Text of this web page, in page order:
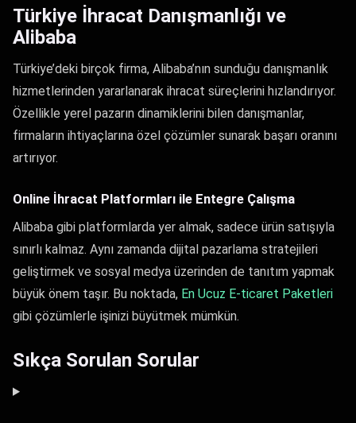
Türkiye İhracat Danışmanlığı ve
Alibaba
Türkiye’deki birçok firma, Alibaba’nın sunduğu danışmanlık
hizmetlerinden yararlanarak ihracat süreçlerini hızlandırıyor.
Özellikle yerel pazarın dinamiklerini bilen danışmanlar,
firmaların ihtiyaçlarına özel çözümler sunarak başarı oranını
artırıyor.
Online İhracat Platformları ile Entegre Çalışma
Alibaba gibi platformlarda yer almak, sadece ürün satışıyla
sınırlı kalmaz. Aynı zamanda dijital pazarlama stratejileri
geliştirmek ve sosyal medya üzerinden de tanıtım yapmak
büyük önem taşır. Bu noktada, En Ucuz E-ticaret Paketleri
gibi çözümlerle işinizi büyütmek mümkün.
Sıkça Sorulan Sorular